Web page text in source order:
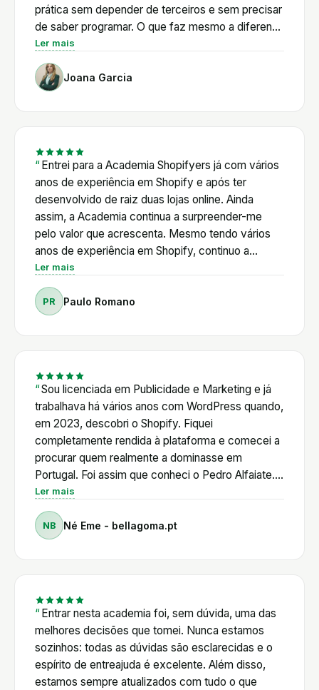
ano e certamente que vou continuar!
prática sem depender de terceiros e sem precisar
de saber programar. O que faz mesmo a diferença
é o Pedro: vai direto ao que interessa e está
sempre disponível. E a comunidade é outro nível,
há sempre alguém pronto a ajudar a qualquer hora.
Para a Juju Belle, deixou de haver a sensação de
Ler mais
Joana Garcia
Entrei para a Academia Shopifyers já com vários
anos de experiência em Shopify e após ter
desenvolvido de raiz duas lojas online. Ainda
assim, a Academia continua a surpreender-me
pelo valor que acrescenta. Mesmo tendo vários
anos de experiência em Shopify, continuo a
encontrar respostas, novas ferramentas e novas
formas de otimizar as minhas lojas. Ao longo deste
percurso, já resolvi vários desafios técnicos com
o apoio do Pedro, recebi aconselhamento na
Num ecossistema em constante evolução, ter
acesso a este conhecimento e a uma comunidade
ativa permite poupar tempo, tomar melhores
decisões e evoluir continuamente. Para mim, a
Academia Shopifyers é muito mais do que uma
plataforma de formação. É um ponto de apoio
permanente para quem quer tirar o máximo partido
do Shopify, independentemente do nível de
experiência.
Ler mais
PR Paulo Romano
Sou licenciada em Publicidade e Marketing e já
trabalhava há vários anos com WordPress quando,
em 2023, descobri o Shopify. Fiquei
completamente rendida à plataforma e comecei a
procurar quem realmente a dominasse em
Portugal. Foi assim que conheci o Pedro Alfaiate.
Primeiro através de uma amiga, depois vendo os
seus vídeos no YouTube. Mais tarde, ao entrar em
contacto diretamente com ele. Ainda antes de ser
aluna, mostrou uma enorme disponibilidade para
Shopifyers. Posso dizer, sem qualquer hesitação,
que foi um dos melhores investimentos que fiz no
meu percurso profissional. O Pedro alia um
conhecimento técnico muito profundo a um
enorme sentido de responsabilidade para com os
seus alunos. Nunca deixa uma dúvida por
Ler mais
NB Né Eme - bellagoma.pt
Entrar nesta academia foi, sem dúvida, uma das
melhores decisões que tomei. Nunca estamos
sozinhos: todas as dúvidas são esclarecidas e o
espírito de entreajuda é excelente. Além disso,
estamos sempre atualizados com tudo o que